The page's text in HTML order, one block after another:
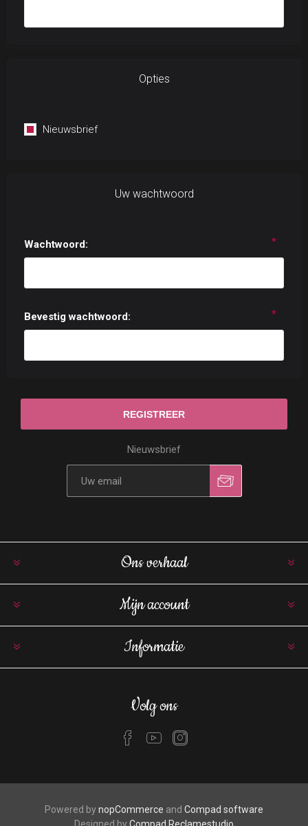
Opties
Nieuwsbrief
Uw wachtwoord
Wachtwoord: *
Bevestig wachtwoord: *
Nieuwsbrief
Ons verhaal
Mijn account
Informatie
Volg ons
Powered bynopCommerce and Compad software